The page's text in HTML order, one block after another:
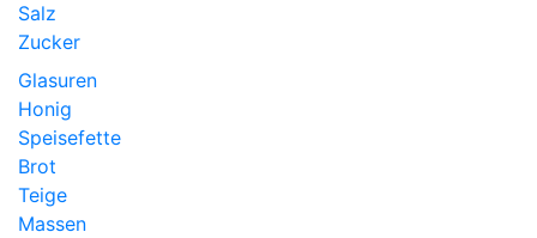
Salz
Zucker
Glasuren
Honig
Speisefette
Brot
Teige
Massen